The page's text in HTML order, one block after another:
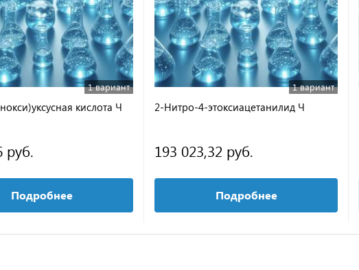
1 вариант
кислота Ч
руб.
Подробнее
1 вариант
2-Нитро-4-этоксиацетанилид Ч
193 023,32 руб.
Подробнее